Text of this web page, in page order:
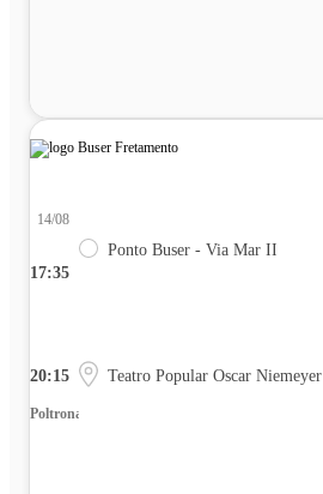
17:35
14/08
Ponto Buser - Via Mar II
20:15 Teatro Popular Oscar Niemeyer
Poltrona